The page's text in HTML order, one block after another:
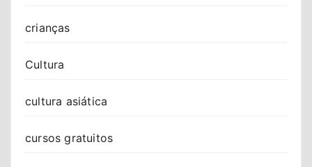
crianças
Cultura
cultura asiática
cursos gratuitos